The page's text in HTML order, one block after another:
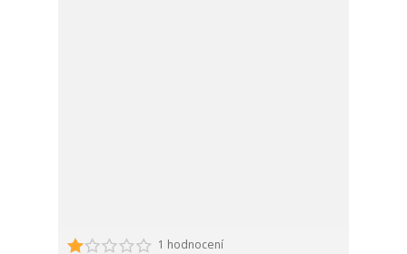
1 hodnocení